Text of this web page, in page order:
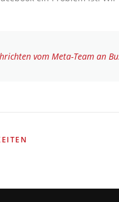
vom Meta-Team an